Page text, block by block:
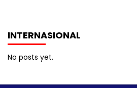
INTERNASIONAL
No posts yet.